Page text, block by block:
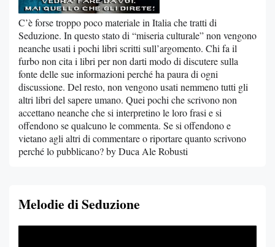
C’è forse troppo poco materiale in Italia che tratti di
Seduzione. In questo stato di “miseria culturale” non vengono
neanche usati i pochi libri scritti sull’argomento. Chi fa il
furbo non cita i libri per non darti modo di discutere sulla
fonte delle sue informazioni perché ha paura di ogni
discussione. Del resto, non vengono usati nemmeno tutti gli
altri libri del sapere umano. Quei pochi che scrivono non
accettano neanche che si interpretino le loro frasi e si
offendono se qualcuno le commenta. Se si offendono e
vietano agli altri di commentare o riportare quanto scrivono
perché lo pubblicano? by Duca Ale Robusti
Melodie di Seduzione